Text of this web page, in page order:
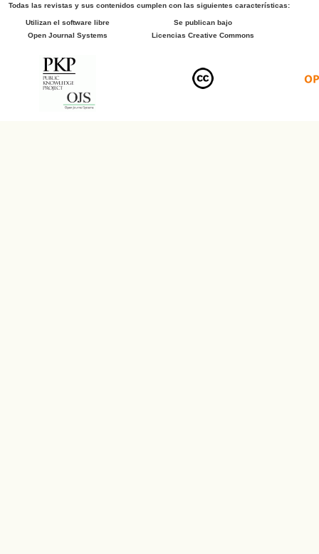
Todas las revistas y sus contenidos cumplen con las siguientes características:
Utilizan el software libre
Open Journal Systems
Se publican bajo
Licencias Creative Commons